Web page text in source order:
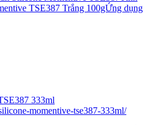
TSE387 Trắng 100gỨng dụng
333ml
momentive-tse387-333ml/